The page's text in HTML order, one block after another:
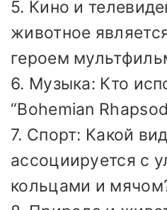
5. Кино и
животное
героем
6. Музыка: Кто
“Bohemian
7. Спорт: Какой
ассоциируется с
кольцами и